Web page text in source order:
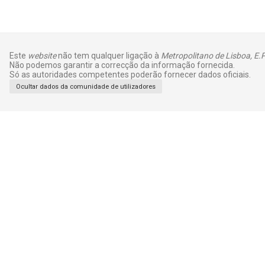
Este websitenão tem qualquer ligação à Metropolitano de Lisboa,
Não podemos garantir a correcção da informação fornecida.
Só as autoridades competentes poderão fornecer dados oficiais.
Ocultar dados da comunidade de utilizadores